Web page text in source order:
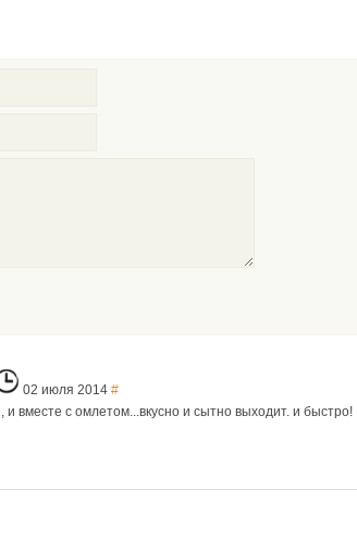
02 июля 2014 #
и вместе с омлетом...вкусно и сытно выходит. и быстро!